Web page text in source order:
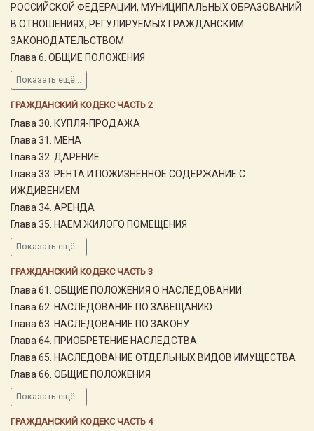
РОССИЙСКОЙ ФЕДЕРАЦИИ, МУНИЦИПАЛЬНЫХ ОБРАЗОВАНИЙ
В ОТНОШЕНИЯХ, РЕГУЛИРУЕМЫХ ГРАЖДАНСКИМ
ЗАКОНОДАТЕЛЬСТВОМ
Глава 6. ОБЩИЕ ПОЛОЖЕНИЯ
Показать ещё...
ГРАЖДАНСКИЙ КОДЕКС ЧАСТЬ 2
Глава 30. КУПЛЯ-ПРОДАЖА
Глава 31. МЕНА
Глава 32. ДАРЕНИЕ
Глава 33. РЕНТА И ПОЖИЗНЕННОЕ СОДЕРЖАНИЕ С
ИЖДИВЕНИЕМ
Глава 34. АРЕНДА
Глава 35. НАЕМ ЖИЛОГО ПОМЕЩЕНИЯ
Показать ещё...
ГРАЖДАНСКИЙ КОДЕКС ЧАСТЬ 3
Глава 61. ОБЩИЕ ПОЛОЖЕНИЯ О НАСЛЕДОВАНИИ
Глава 62. НАСЛЕДОВАНИЕ ПО ЗАВЕЩАНИЮ
Глава 63. НАСЛЕДОВАНИЕ ПО ЗАКОНУ
Глава 64. ПРИОБРЕТЕНИЕ НАСЛЕДСТВА
Глава 65. НАСЛЕДОВАНИЕ ОТДЕЛЬНЫХ ВИДОВ ИМУЩЕСТВА
Глава 66. ОБЩИЕ ПОЛОЖЕНИЯ
Показать ещё...
ГРАЖДАНСКИЙ КОДЕКС ЧАСТЬ 4